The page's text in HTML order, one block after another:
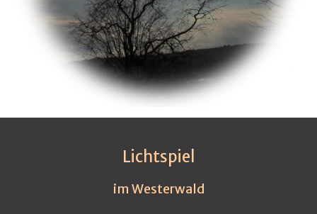
Lichtspiel
im Westerwald